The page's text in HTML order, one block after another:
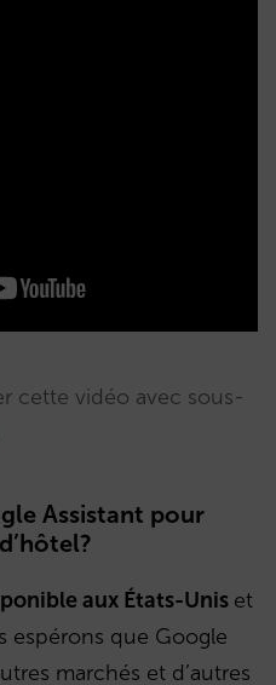
cette vidéo avec sous-
Assistant pour
aux États-Unis et
espérons que Google
marchés et d’autres